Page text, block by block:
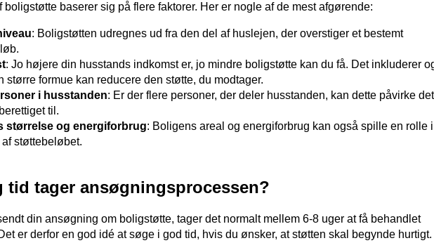
boligstøtte baserer sig på flere faktorer. Her er nogle af de mest afgørende:
: Boligstøtten udregnes ud fra den del af huslejen, der overstiger et bestemt
: Jo højere din husstands indkomst er, jo mindre boligstøtte kan du få. Det inkluderer
større formue kan reducere den støtte, du modtager.
i husstanden: Er der flere personer, der deler husstanden, kan dette påvirke det
til.
størrelse og energiforbrug: Boligens areal og energiforbrug kan også spille en rolle i
støttebeløbet.
tid tager ansøgningsprocessen?
din ansøgning om boligstøtte, tager det normalt mellem 6-8 uger at få behandlet
er derfor en god idé at søge i god tid, hvis du ønsker, at støtten skal begynde hurtigt.